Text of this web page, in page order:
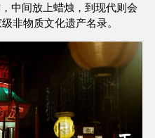
中间放上蜡烛，到现代则会
非物质文化遗产名录。